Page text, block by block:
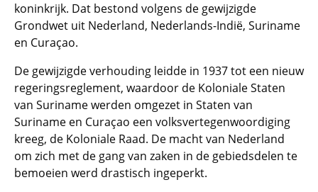
koninkrijk. Dat bestond volgens de gewijzigde
Grondwet uit Nederland, Nederlands-Indië, Suriname
en Curaçao.
De gewijzigde verhouding leidde in 1937 tot een nieuw
regeringsreglement, waardoor de Koloniale Staten
van Suriname werden omgezet in Staten van
Suriname en Curaçao een volksvertegenwoordiging
kreeg, de Koloniale Raad. De macht van Nederland
om zich met de gang van zaken in de gebiedsdelen te
bemoeien werd drastisch ingeperkt.